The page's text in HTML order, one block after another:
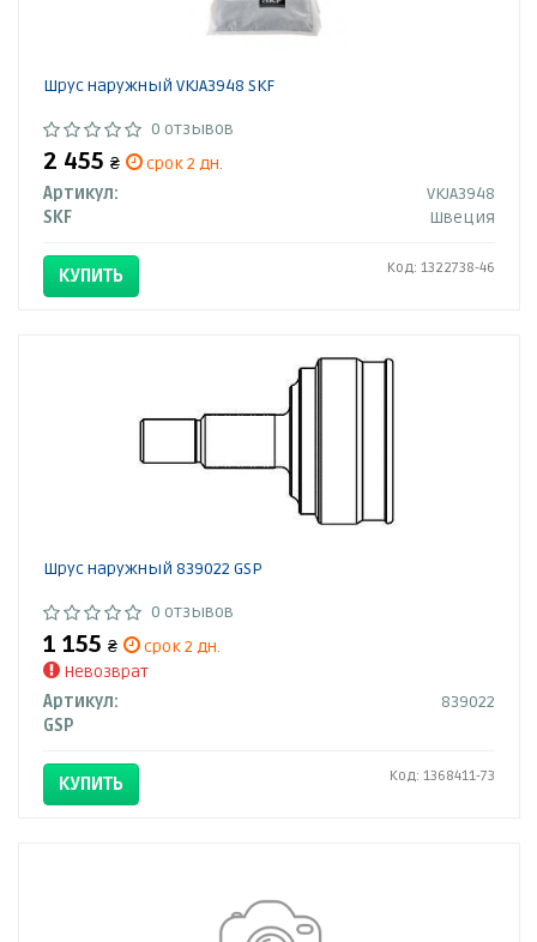
Шрус наружный VKJA3948 SKF
0 отзывов
2 455 ₴
срок 2 дн.
Артикул:
VKJA3948
SKF
Швеция
КУПИТЬ Код: 1322738-46
Шрус наружный 839022 GSP
0 отзывов
1 155 ₴
срок 2 дн.
Невозврат
Артикул:
839022
GSP
КУПИТЬ Код: 1368411-73